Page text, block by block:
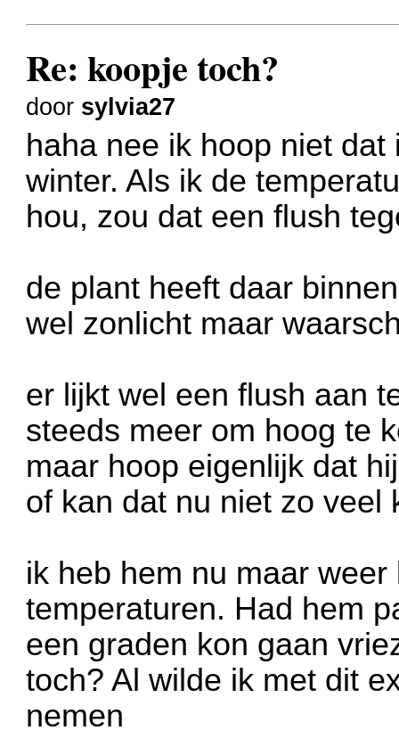
Re: koopje toch?
door sylvia27
haha nee ik hoop niet
winter. Als ik de
hou, zou dat een flush
de plant heeft daar
wel zonlicht maar
er lijkt wel een flush aan
steeds meer om hoog te
maar hoop eigenlijk dat
of kan dat nu niet zo veel
ik heb hem nu maar
temperaturen. Had hem
een graden kon gaan
toch? Al wilde ik met dit
nemen